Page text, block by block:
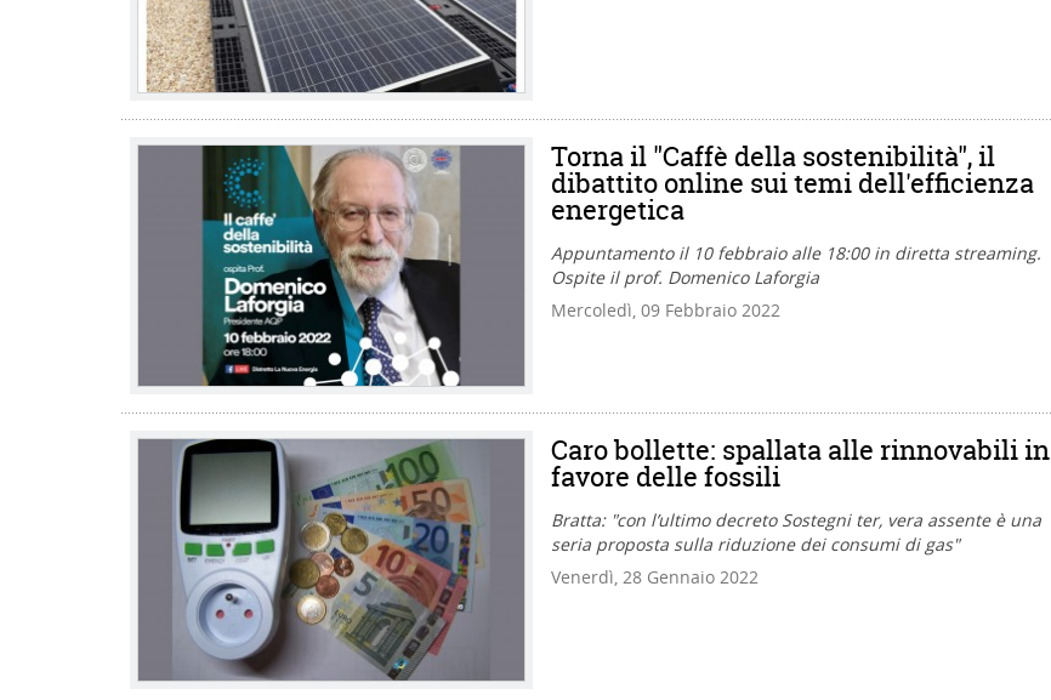
Torna il "Caffè della sostenibilità", il
dibattito online sui temi dell'efficienza
energetica
Appuntamento il 10 febbraio alle 18:00 in diretta streaming.
Ospite il prof. Domenico Laforgia
Mercoledì, 09 Febbraio 2022
Caro bollette: spallata alle rinnovabili in
favore delle fossili
Bratta: "con l’ultimo decreto Sostegni ter, vera assente è una
seria proposta sulla riduzione dei consumi di gas"
Venerdì, 28 Gennaio 2022